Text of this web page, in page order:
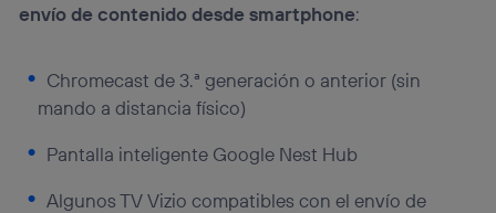
envío de contenido desde smartphone:
Chromecast de 3.ª generación o anterior (sin
mando a distancia físico)
Pantalla inteligente Google Nest Hub
Algunos TV Vizio compatibles con el envío de